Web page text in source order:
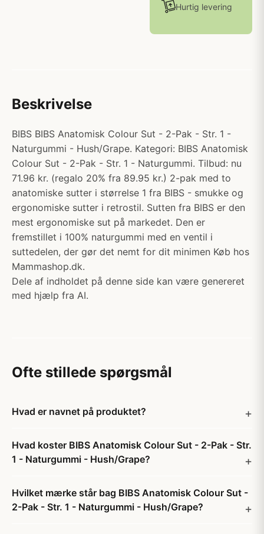
Hurtig levering
Beskrivelse
BIBS BIBS Anatomisk Colour Sut - 2-Pak - Str. 1 -
Naturgummi - Hush/Grape. Kategori: BIBS Anatomisk
Colour Sut - 2-Pak - Str. 1 - Naturgummi. Tilbud: nu
71.96 kr. (regalo 20% fra 89.95 kr.) 2-pak med to
anatomiske sutter i størrelse 1 fra BIBS - smukke og
ergonomiske sutter i retrostil. Sutten fra BIBS er den
mest ergonomiske sut på markedet. Den er
fremstillet i 100% naturgummi med en ventil i
suttedelen, der gør det nemt for dit minimen Køb hos
Mammashop.dk.
Dele af indholdet på denne side kan være genereret
med hjælp fra AI.
Ofte stillede spørgsmål
Hvad er navnet på produktet?
Hvad koster BIBS Anatomisk Colour Sut - 2-Pak - Str.
1 - Naturgummi - Hush/Grape?
Hvilket mærke står bag BIBS Anatomisk Colour Sut -
2-Pak - Str. 1 - Naturgummi - Hush/Grape?